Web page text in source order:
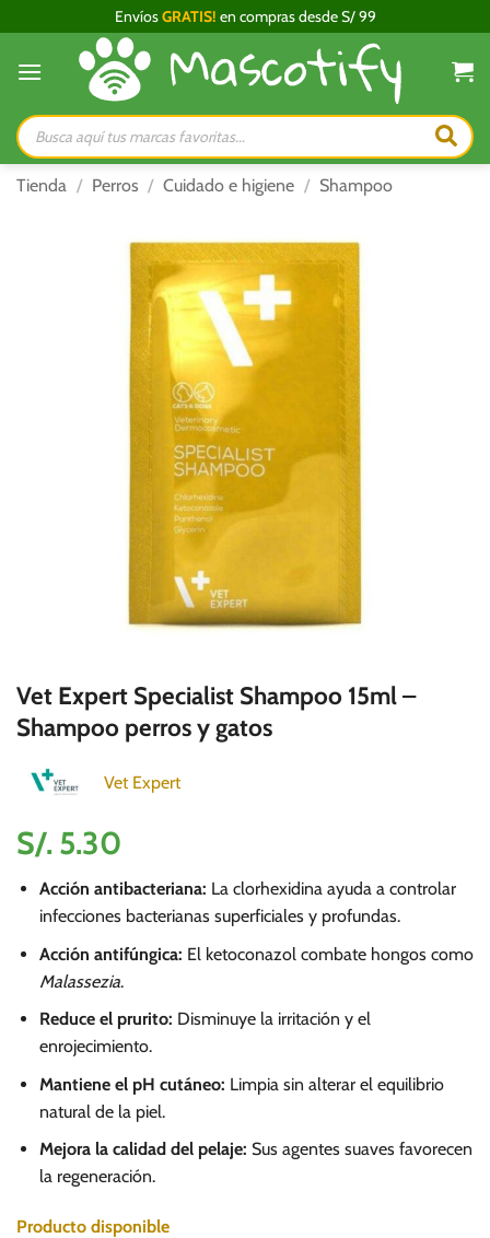
al
contenido
EnvíosGRATIS! en compras desde S/ 99
Búsqueda
de
productos
Tienda / Perros / Cuidado e higiene / Shampoo
Vet Expert Specialist Shampoo 15ml –
Shampoo perros y gatos
Vet Expert
S/. 5.30
Acción antibacteriana: La clorhexidina ayuda a controlar
infecciones bacterianas superficiales y profundas.
Acción antifúngica: El ketoconazol combate hongos como
Malassezia.
Reduce el prurito: Disminuye la irritación y el
enrojecimiento.
Mantiene el pH cutáneo: Limpia sin alterar el equilibrio
natural de la piel.
Mejora la calidad del pelaje: Sus agentes suaves favorecen
la regeneración.
Producto disponible